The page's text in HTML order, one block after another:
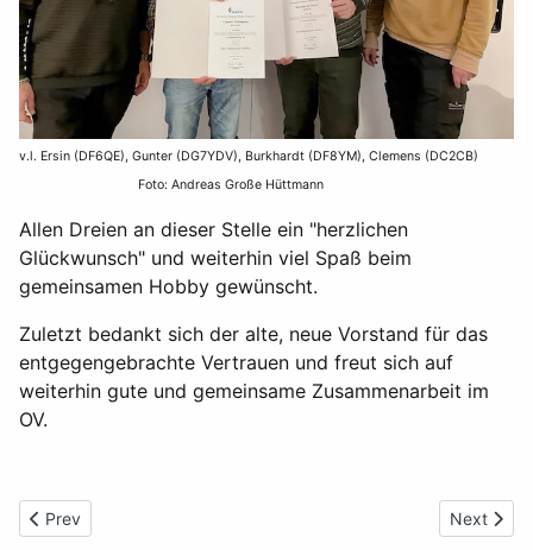
v.l. Ersin (DF6QE), Gunter (DG7YDV), Burkhardt (DF8YM), Clemens (DC2CB)
Foto: Andreas Große Hüttmann
Allen Dreien an dieser Stelle ein "herzlichen
Glückwunsch" und weiterhin viel Spaß beim
gemeinsamen Hobby gewünscht.
Zuletzt bedankt sich der alte, neue Vorstand für das
entgegengebrachte Vertrauen und freut sich auf
weiterhin gute und gemeinsame Zusammenarbeit im
OV.
Previous article: "Auf die Wiese, Luise" - Frühlingsfest 2026
Prev Next
Next